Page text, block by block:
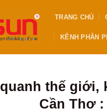
TRANG CHỦ
KÊNH PHÂN
thế giới,
Cần Thơ